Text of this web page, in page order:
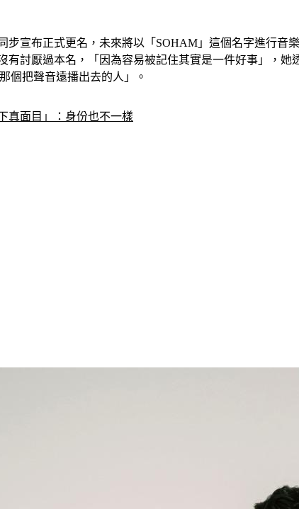
步宣布正式更名，未來將以「SOHAM」這個名字進行
有討厭過本名，「因為容易被記住其實是一件好事」，
個把聲音遠播出去的人」。
真面目」：身份也不一樣